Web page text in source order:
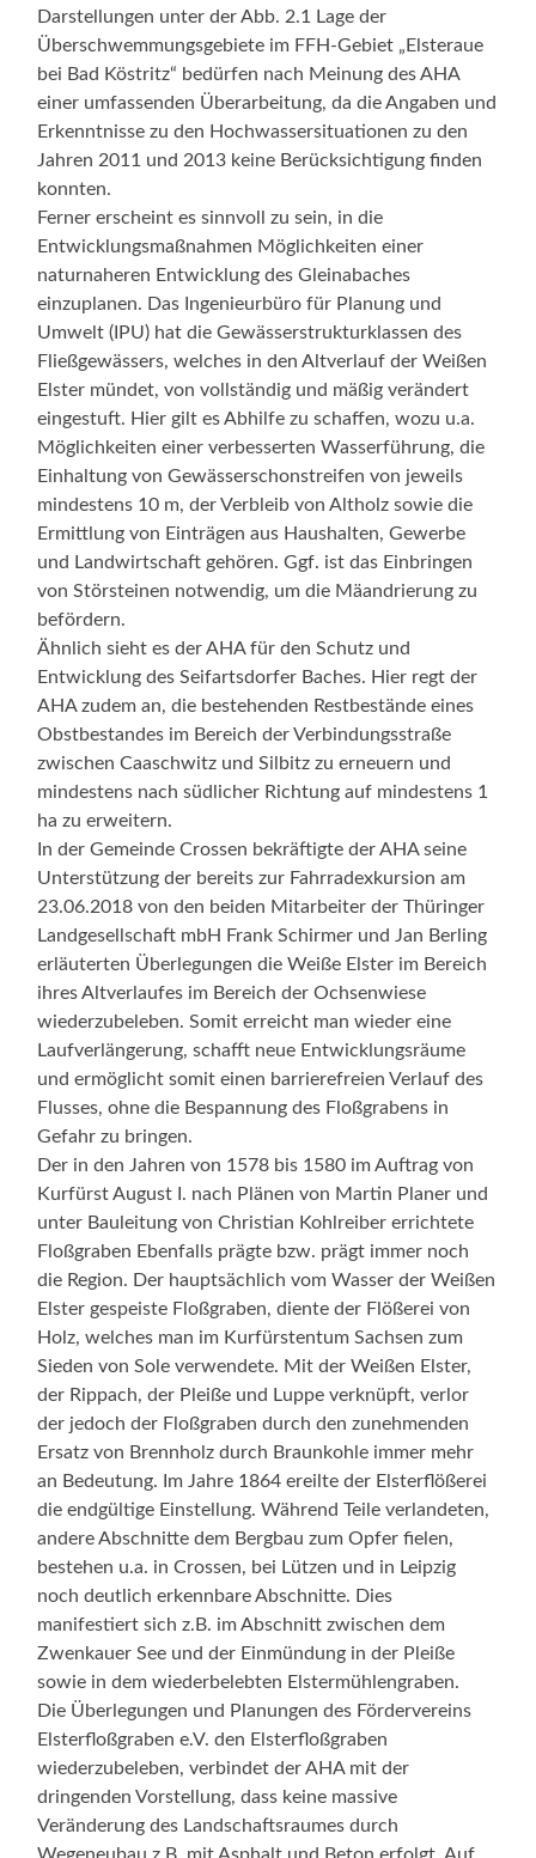
Darstellungen unter der Abb. 2.1 Lage der
Überschwemmungsgebiete im FFH-Gebiet „Elsteraue
bei Bad Köstritz“ bedürfen nach Meinung des AHA
einer umfassenden Überarbeitung, da die Angaben und
Erkenntnisse zu den Hochwassersituationen zu den
Jahren 2011 und 2013 keine Berücksichtigung finden
konnten.
Ferner erscheint es sinnvoll zu sein, in die
Entwicklungsmaßnahmen Möglichkeiten einer
naturnaheren Entwicklung des Gleinabaches
einzuplanen. Das Ingenieurbüro für Planung und
Umwelt (IPU) hat die Gewässerstrukturklassen des
Fließgewässers, welches in den Altverlauf der Weißen
Elster mündet, von vollständig und mäßig verändert
eingestuft. Hier gilt es Abhilfe zu schaffen, wozu u.a.
Möglichkeiten einer verbesserten Wasserführung, die
Einhaltung von Gewässerschonstreifen von jeweils
mindestens 10 m, der Verbleib von Altholz sowie die
Ermittlung von Einträgen aus Haushalten, Gewerbe
und Landwirtschaft gehören. Ggf. ist das Einbringen
von Störsteinen notwendig, um die Mäandrierung zu
befördern.
Ähnlich sieht es der AHA für den Schutz und
Entwicklung des Seifartsdorfer Baches. Hier regt der
AHA zudem an, die bestehenden Restbestände eines
Obstbestandes im Bereich der Verbindungsstraße
zwischen Caaschwitz und Silbitz zu erneuern und
mindestens nach südlicher Richtung auf mindestens 1
ha zu erweitern.
In der Gemeinde Crossen bekräftigte der AHA seine
Unterstützung der bereits zur Fahrradexkursion am
23.06.2018 von den beiden Mitarbeiter der Thüringer
Landgesellschaft mbH Frank Schirmer und Jan Berling
erläuterten Überlegungen die Weiße Elster im Bereich
ihres Altverlaufes im Bereich der Ochsenwiese
wiederzubeleben. Somit erreicht man wieder eine
Laufverlängerung, schafft neue Entwicklungsräume
und ermöglicht somit einen barrierefreien Verlauf des
Flusses, ohne die Bespannung des Floßgrabens in
Gefahr zu bringen.
Der in den Jahren von 1578 bis 1580 im Auftrag von
Kurfürst August I. nach Plänen von Martin Planer und
unter Bauleitung von Christian Kohlreiber errichtete
Floßgraben Ebenfalls prägte bzw. prägt immer noch
die Region. Der hauptsächlich vom Wasser der Weißen
Elster gespeiste Floßgraben, diente der Flößerei von
Holz, welches man im Kurfürstentum Sachsen zum
Sieden von Sole verwendete. Mit der Weißen Elster,
der Rippach, der Pleiße und Luppe verknüpft, verlor
der jedoch der Floßgraben durch den zunehmenden
Ersatz von Brennholz durch Braunkohle immer mehr
an Bedeutung. Im Jahre 1864 ereilte der Elsterflößerei
die endgültige Einstellung. Während Teile verlandeten,
andere Abschnitte dem Bergbau zum Opfer fielen,
bestehen u.a. in Crossen, bei Lützen und in Leipzig
noch deutlich erkennbare Abschnitte. Dies
manifestiert sich z.B. im Abschnitt zwischen dem
Zwenkauer See und der Einmündung in der Pleiße
sowie in dem wiederbelebten Elstermühlengraben.
Die Überlegungen und Planungen des Fördervereins
Elsterfloßgraben e.V. den Elsterfloßgraben
wiederzubeleben, verbindet der AHA mit der
dringenden Vorstellung, dass keine massive
Veränderung des Landschaftsraumes durch